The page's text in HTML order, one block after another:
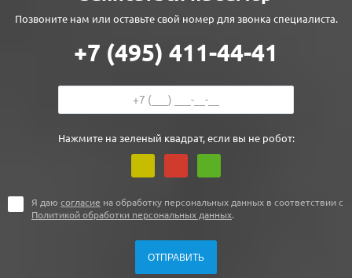
Позвоните нам или оставьте свой номер для звонка специалиста.
+7 (495) 411-44-41
Нажмите на зеленый квадрат, если вы не робот:
Я даю согласие на обработку персональных данных в соответствии с
Политикой обработки персональных данных.